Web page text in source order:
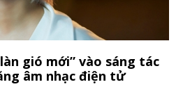
gió mới” vào sáng tác
âm nhạc điện tử